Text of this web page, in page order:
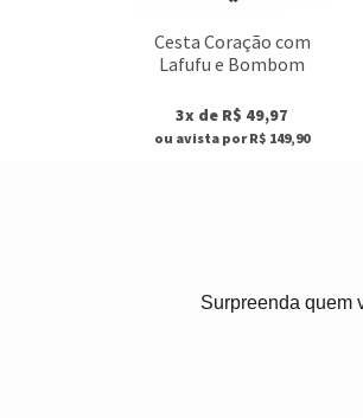
Cesta Coração com
Lafufu e Bombom
3x de R$ 49,97
ou avista por R$ 149,90
Surpreenda quem